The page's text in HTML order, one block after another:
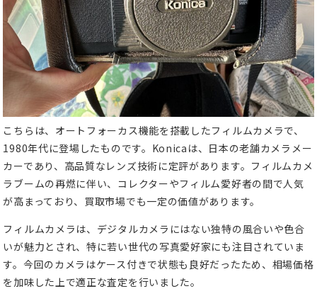
こちらは、オートフォーカス機能を搭載したフィルムカメラで、
1980年代に登場したものです。Konicaは、日本の老舗カメラメー
カーであり、高品質なレンズ技術に定評があります。フィルムカメ
ラブームの再燃に伴い、コレクターやフィルム愛好者の間で人気
が高まっており、買取市場でも一定の価値があります。
フィルムカメラは、デジタルカメラにはない独特の風合いや色合
いが魅力とされ、特に若い世代の写真愛好家にも注目されていま
す。今回のカメラはケース付きで状態も良好だったため、相場価格
を加味した上で適正な査定を行いました。